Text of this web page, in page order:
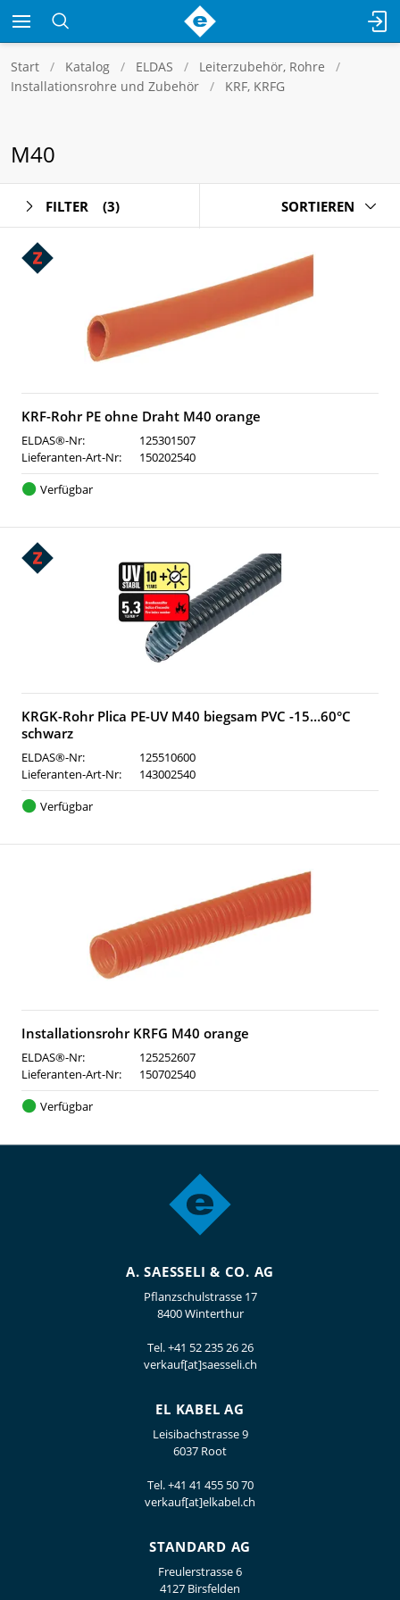
Start Katalog ELDAS
Leiterzubehör, Rohre
Installationsrohre und Zubehör
KRF, KRFG
M40
FILTER (3) SORTIEREN
KRF-Rohr PE ohne Draht M40 orange
ELDAS®-Nr:
125301507
Lieferanten-Art-Nr:
150202540
Verfügbar
KRGK-Rohr Plica PE-UV M40 biegsam PVC -15…60°C
schwarz
ELDAS®-Nr:
125510600
Lieferanten-Art-Nr:
143002540
Verfügbar
Installationsrohr KRFG M40 orange
ELDAS®-Nr:
125252607
Lieferanten-Art-Nr:
150702540
Verfügbar
A. SAESSELI & CO. AG
Pflanzschulstrasse 17
8400 Winterthur
Tel.+41 52 235 26 26
verkauf[at]saesseli.ch
EL KABEL AG
Leisibachstrasse 9
6037 Root
Tel.+41 41 455 50 70
verkauf[at]elkabel.ch
STANDARD AG
Freulerstrasse 6
4127 Birsfelden